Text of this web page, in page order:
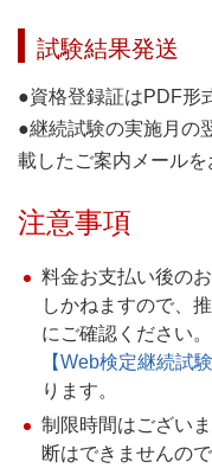
試験結果発送
●資格登録証はPDF形
●継続試験の実施月の
載したご案内メールを
注意事項
料金お支払い後の
しかねますので、
にご確認ください
【Web検定継続試
ります。
制限時間はござい
断はできませんの